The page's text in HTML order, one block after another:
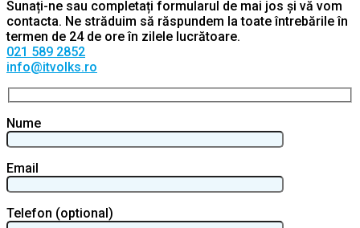
Sunați-ne sau completați formularul de mai jos și vă vom
contacta. Ne străduim să răspundem la toate întrebările în
termen de 24 de ore în zilele lucrătoare.
021 589 2852
info@itvolks.ro
Nume
Email
Telefon (optional)